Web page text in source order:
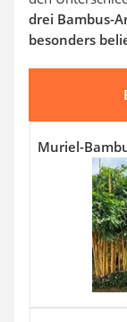
drei Bambus-
besonders
Muriel-